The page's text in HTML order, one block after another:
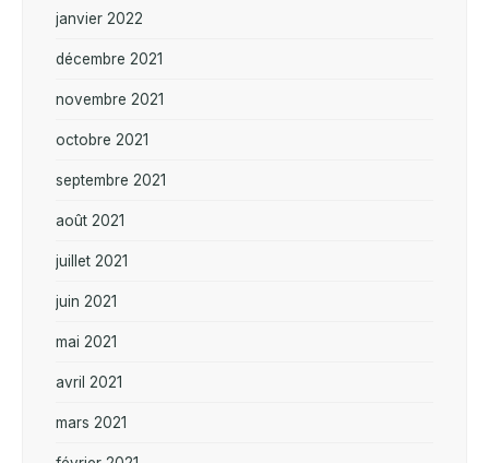
janvier 2022
décembre 2021
novembre 2021
octobre 2021
septembre 2021
août 2021
juillet 2021
juin 2021
mai 2021
avril 2021
mars 2021